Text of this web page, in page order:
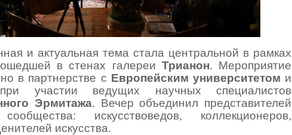
и актуальная тема стала центральной в рамках
в стенах галереиТрианон. Мероприятие
в партнерстве с Европейским университетом и
участии ведущих научных специалистов
Эрмитажа. Вечер объединил представителей
сообщества: искусствоведов, коллекционеров,
искусства.